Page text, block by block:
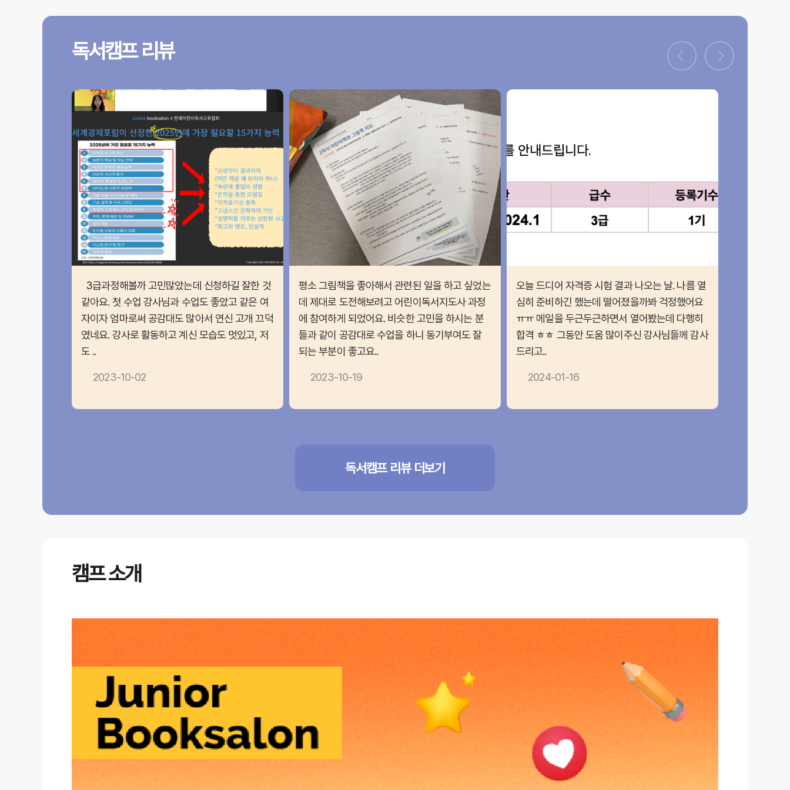
독서캠프 리뷰
3급과정해볼까 고민많았는데 신청하길 잘한 것
같아요. 첫 수업 강사님과 수업도 좋았고 같은 여
자이자 엄마로써 공감대도 많아서 연신 고개 끄덕
였네요. 강사로 활동하고 계신 모습도 멋있고, 저
도 ..
2023-10-02
평소 그림책을 좋아해서 관련된 일을 하고 싶었는
데 제대로 도전해보려고 어린이독서지도사 과정
에 참여하게 되었어요. 비슷한 고민을 하시는 분
들과 같이 공감대로 수업을 하니 동기부여도 잘
되는 부분이 좋고요..
2023-10-19
오늘 드디어 자격증 시험 결과 나오는 날. 나름 열
심히 준비하긴 했는데 떨어졌을까봐 걱정했어요
ㅠㅠ 메일을 두근두근하면서 열어봤는데 다행히
합격 ㅎㅎ 그동안 도움 많이주신 강사님들께 감사
드리고..
2024-01-16
독서캠프 리뷰 더보기
캠프 소개